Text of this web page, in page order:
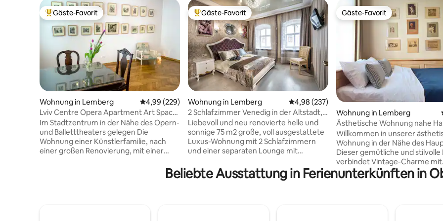
Beliebter Gäste-Favorit.
Gäste-Favorit
Wohnung in Lemberg Durchschnittliche Bewertung: 4,99 von 5, 229 Bewertungen
4,99 (229)
Lviv Centre Opera Apartment Art Space
für 1-3 75m2
Im Stadtzentrum in der Nähe des Opern-
und Balletttheaters gelegen Die
Wohnung einer Künstlerfamilie, nach
einer großen Renovierung, mit einer
in einer außergewöhnlichen kreativen
Beliebter Gäste-Favorit.
Gäste-Favorit
Wohnung in Lemberg Durchschnittliche Bewertung: 4,98 von 5,
4,98 (237)
2 Schlafzimmer Venedig in der Altstadt,
Br.Rohatyntsiv 49
Liebevoll und neu renovierte helle und
sonnige 75 m2 große, voll ausgestattete
Luxus-Wohnung mit 2 Schlafzimmern
und einer separaten Lounge mit
Herzen von Lviv. Die Wohnung ist ruhig
und befindet sich in der gemütlichen
Gäste-Favorit
Gäste-Favorit
Wohnung in Lemberg
Ästhetische Wohnung nahe
Willkommen in unserer
Wohnung in der Nähe des
Dieser gemütliche und stilvolle
verbindet Vintage-Charme mit
modernem Komfort. Hohe
große Fenster und warme
Beliebte Ausstattung in Ferienunterkünften in